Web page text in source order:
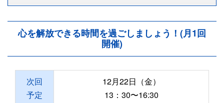
心を解放できる時間を過ごしましょう！(月1回
開催)
次回
予定
12月22日（金）
13：30〜16:30